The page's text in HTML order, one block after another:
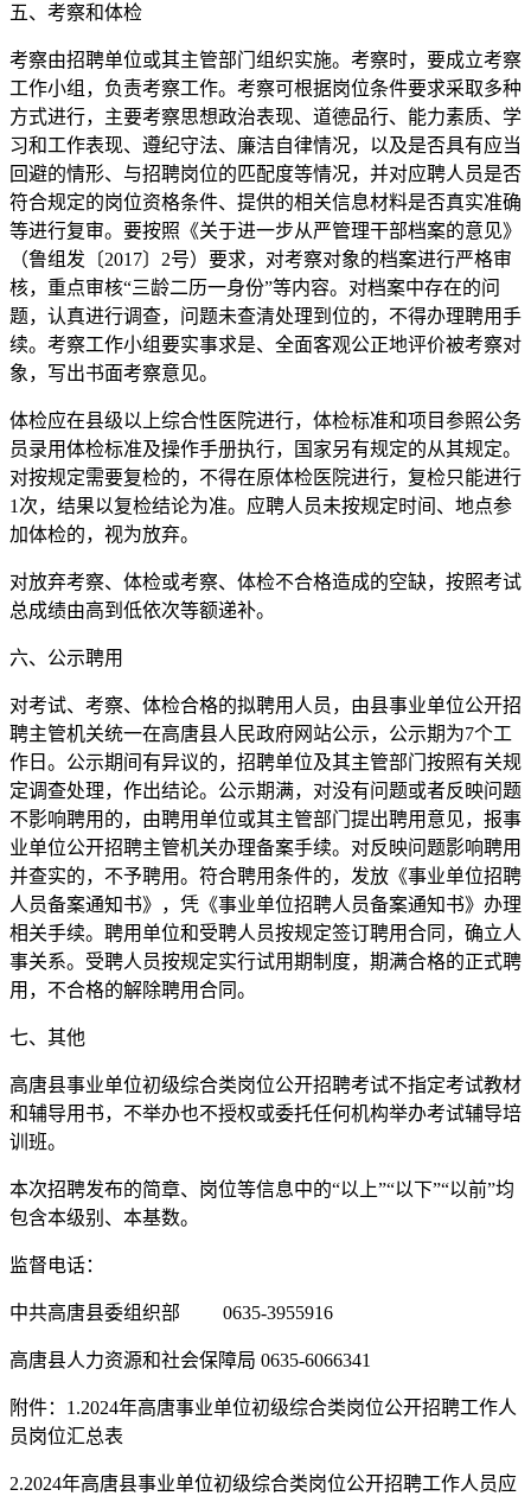
五、考察和体检
考察由招聘单位或其主管部门组织实施。考察时，要成立考察
工作小组，负责考察工作。考察可根据岗位条件要求采取多种
方式进行，主要考察思想政治表现、道德品行、能力素质、学
习和工作表现、遵纪守法、廉洁自律情况，以及是否具有应当
回避的情形、与招聘岗位的匹配度等情况，并对应聘人员是否
符合规定的岗位资格条件、提供的相关信息材料是否真实准确
等进行复审。要按照《关于进一步从严管理干部档案的意见》
（鲁组发〔2017〕2号）要求，对考察对象的档案进行严格审
核，重点审核“三龄二历一身份”等内容。对档案中存在的问
题，认真进行调查，问题未查清处理到位的，不得办理聘用手
续。考察工作小组要实事求是、全面客观公正地评价被考察对
象，写出书面考察意见。
体检应在县级以上综合性医院进行，体检标准和项目参照公务
员录用体检标准及操作手册执行，国家另有规定的从其规定。
对按规定需要复检的，不得在原体检医院进行，复检只能进行
1次，结果以复检结论为准。应聘人员未按规定时间、地点参
加体检的，视为放弃。
对放弃考察、体检或考察、体检不合格造成的空缺，按照考试
总成绩由高到低依次等额递补。
六、公示聘用
对考试、考察、体检合格的拟聘用人员，由县事业单位公开招
聘主管机关统一在高唐县人民政府网站公示，公示期为7个工
作日。公示期间有异议的，招聘单位及其主管部门按照有关规
定调查处理，作出结论。公示期满，对没有问题或者反映问题
不影响聘用的，由聘用单位或其主管部门提出聘用意见，报事
业单位公开招聘主管机关办理备案手续。对反映问题影响聘用
并查实的，不予聘用。符合聘用条件的，发放《事业单位招聘
人员备案通知书》，凭《事业单位招聘人员备案通知书》办理
相关手续。聘用单位和受聘人员按规定签订聘用合同，确立人
事关系。受聘人员按规定实行试用期制度，期满合格的正式聘
用，不合格的解除聘用合同。
七、其他
高唐县事业单位初级综合类岗位公开招聘考试不指定考试教材
和辅导用书，不举办也不授权或委托任何机构举办考试辅导培
训班。
本次招聘发布的简章、岗位等信息中的“以上”“以下”“以前”均
包含本级别、本基数。
监督电话：
中共高唐县委组织部 0635-3955916
高唐县人力资源和社会保障局 0635-6066341
附件：1.2024年高唐事业单位初级综合类岗位公开招聘工作人
员岗位汇总表
2.2024年高唐县事业单位初级综合类岗位公开招聘工作人员应